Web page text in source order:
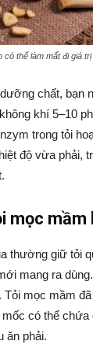
có thể làm mất đi giá
chất, bạn
khí 5–10
trong tỏi
độ vừa phải,
mọc mầm
thường giữ tỏi
mang ra
Tỏi mọc mầm
có thể
ăn phải.